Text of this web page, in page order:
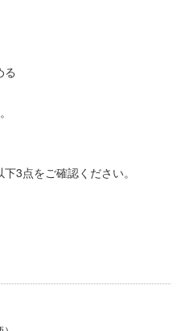
る
3点をご確認ください。